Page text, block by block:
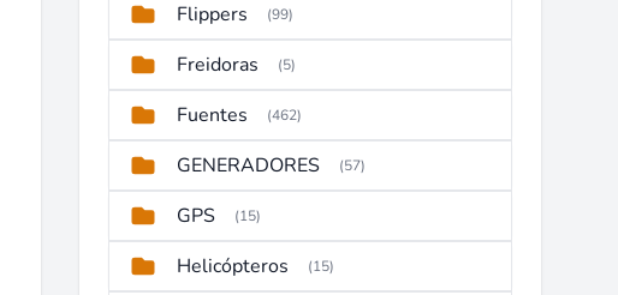
Flippers (99)
Freidoras (5)
Fuentes (462)
GENERADORES (57)
GPS (15)
Helicópteros (15)